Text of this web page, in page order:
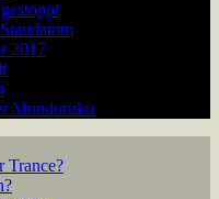
2017
Munduruku
Trance?